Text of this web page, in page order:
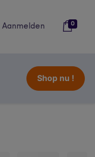
Aanmelden 0
Shop nu !